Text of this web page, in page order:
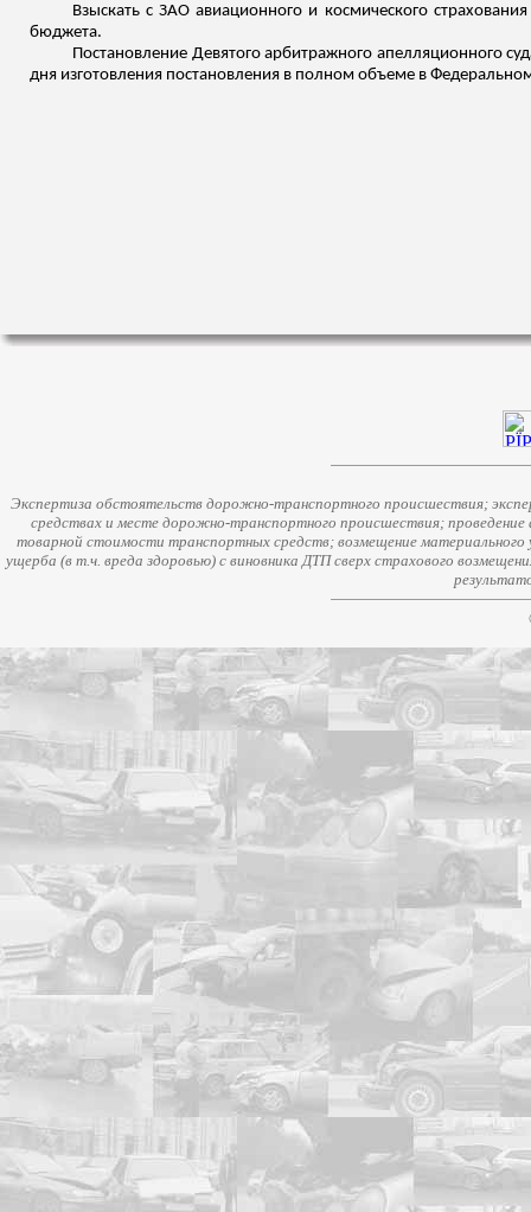
Взыскать с ЗАО авиационного и космического
бюджета.
Постановление Девятого арбитражного апелляционного
дня изготовления постановления в полном объеме в
Экспертиза обстоятельств дорожно-транспортного происшествия;
средствах и месте дорожно-транспортного происшествия;
товарной стоимости транспортных средств; возмещение
ущерба (в т.ч. вреда здоровью) с виновника ДТП сверх страхового